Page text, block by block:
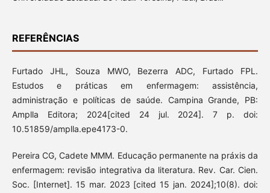
REFERÊNCIAS
Furtado JHL, Souza MWO, Bezerra ADC, Furtado FPL.
Estudos e práticas em enfermagem: assistência,
administração e políticas de saúde. Campina Grande, PB:
Amplla Editora; 2024[cited 24 jul. 2024]. 7 p. doi:
10.51859/amplla.epe4173-0.
Pereira CG, Cadete MMM. Educação permanente na práxis da
enfermagem: revisão integrativa da literatura. Rev. Car. Cien.
Soc. [Internet]. 15 mar. 2023 [cited 15 jan. 2024];10(8). doi: